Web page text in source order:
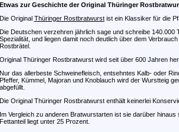
Etwas zur Geschichte der Original Thüringer
Die Original Thüringer Rostbratwurstist ein Klassiker für die
Die Deutschen verzehren jährlich sage und schreibe 140.000
Spezialität, und liegen damit noch deutlich über dem
Rostbrätel.
Original Thüringer Rostbratwurst wird seit über 600 Jahren
Nur das allerbeste Schweinefleisch, entsehntes Kalb- oder
Pfeffer, Kümmel, Majoran und Knoblauch wird der Wurstteig
abgefüllt.
Die Original Thüringer Rostbratwurst enthält keinerlei
Im Vergleich zu anderen Bratwurstarten ist sie darüber hinaus
Fettanteil liegt unter 25 Prozent.